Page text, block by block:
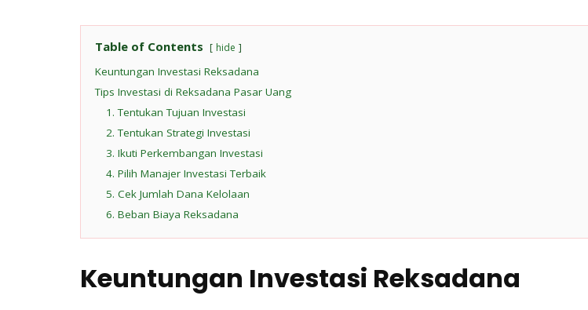
Table of Contents hide
Keuntungan Investasi Reksadana
Tips Investasi di Reksadana Pasar Uang
1. Tentukan Tujuan Investasi
2. Tentukan Strategi Investasi
3. Ikuti Perkembangan Investasi
4. Pilih Manajer Investasi Terbaik
5. Cek Jumlah Dana Kelolaan
6. Beban Biaya Reksadana
Keuntungan Investasi Reksadana